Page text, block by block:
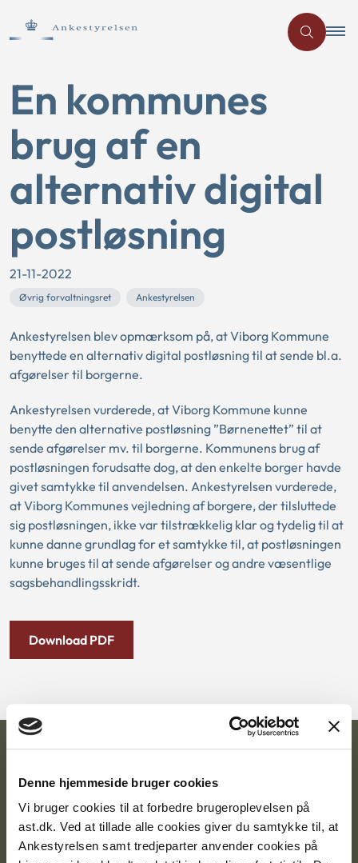
Denne hjemmeside bruger cookies
Vi bruger cookies til at forbedre brugeroplevelsen på
ast.dk. Ved at tillade alle cookies giver du samtykke til, at
Ankestyrelsen samt tredjeparter anvender cookies på
En kommunes
brug af en
alternativ digital
postløsning
21-11-2022
Øvrig forvaltningsret Ankestyrelsen
Ankestyrelsen blev opmærksom på, at Viborg Kommune
benyttede en alternativ digital postløsning til at sende bl.a.
afgørelser til borgerne.
Ankestyrelsen vurderede, at Viborg Kommune kunne
benytte den alternative postløsning ”Børnenettet” til at
sende afgørelser mv. til borgerne. Kommunens brug af
postløsningen forudsatte dog, at den enkelte borger havde
givet samtykke til anvendelsen. Ankestyrelsen vurderede,
at Viborg Kommunes vejledning af borgere, der tilsluttede
sig postløsningen, ikke var tilstrækkelig klar og tydelig til at
kunne danne grundlag for et samtykke til, at postløsningen
kunne bruges til at sende afgørelser og andre væsentlige
sagsbehandlingsskridt.
Download PDF
Ankestyrelsen
Postadresse:
Nytorv 7, 2. sal
9000 Aalborg